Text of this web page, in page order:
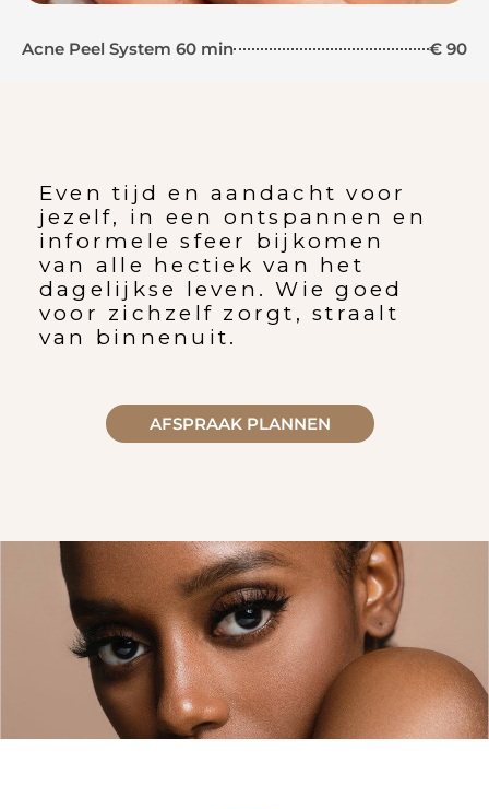
Acne Peel System 60 min € 90
Even tijd en aandacht voor
jezelf, in een ontspannen en
informele sfeer bijkomen
van alle hectiek van het
dagelijkse leven. Wie goed
voor zichzelf zorgt, straalt
van binnenuit.
AFSPRAAK PLANNEN